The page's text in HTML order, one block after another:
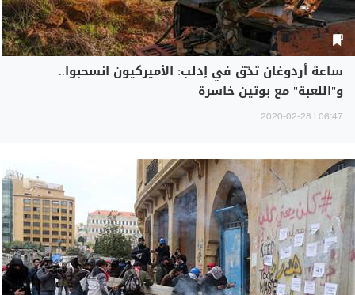
ساعة أردوغان تدّق في إدلب: الأميركيون انسحبوا..
و"اللعبة" مع بوتين خاسرة
06:47 | 2020-02-28